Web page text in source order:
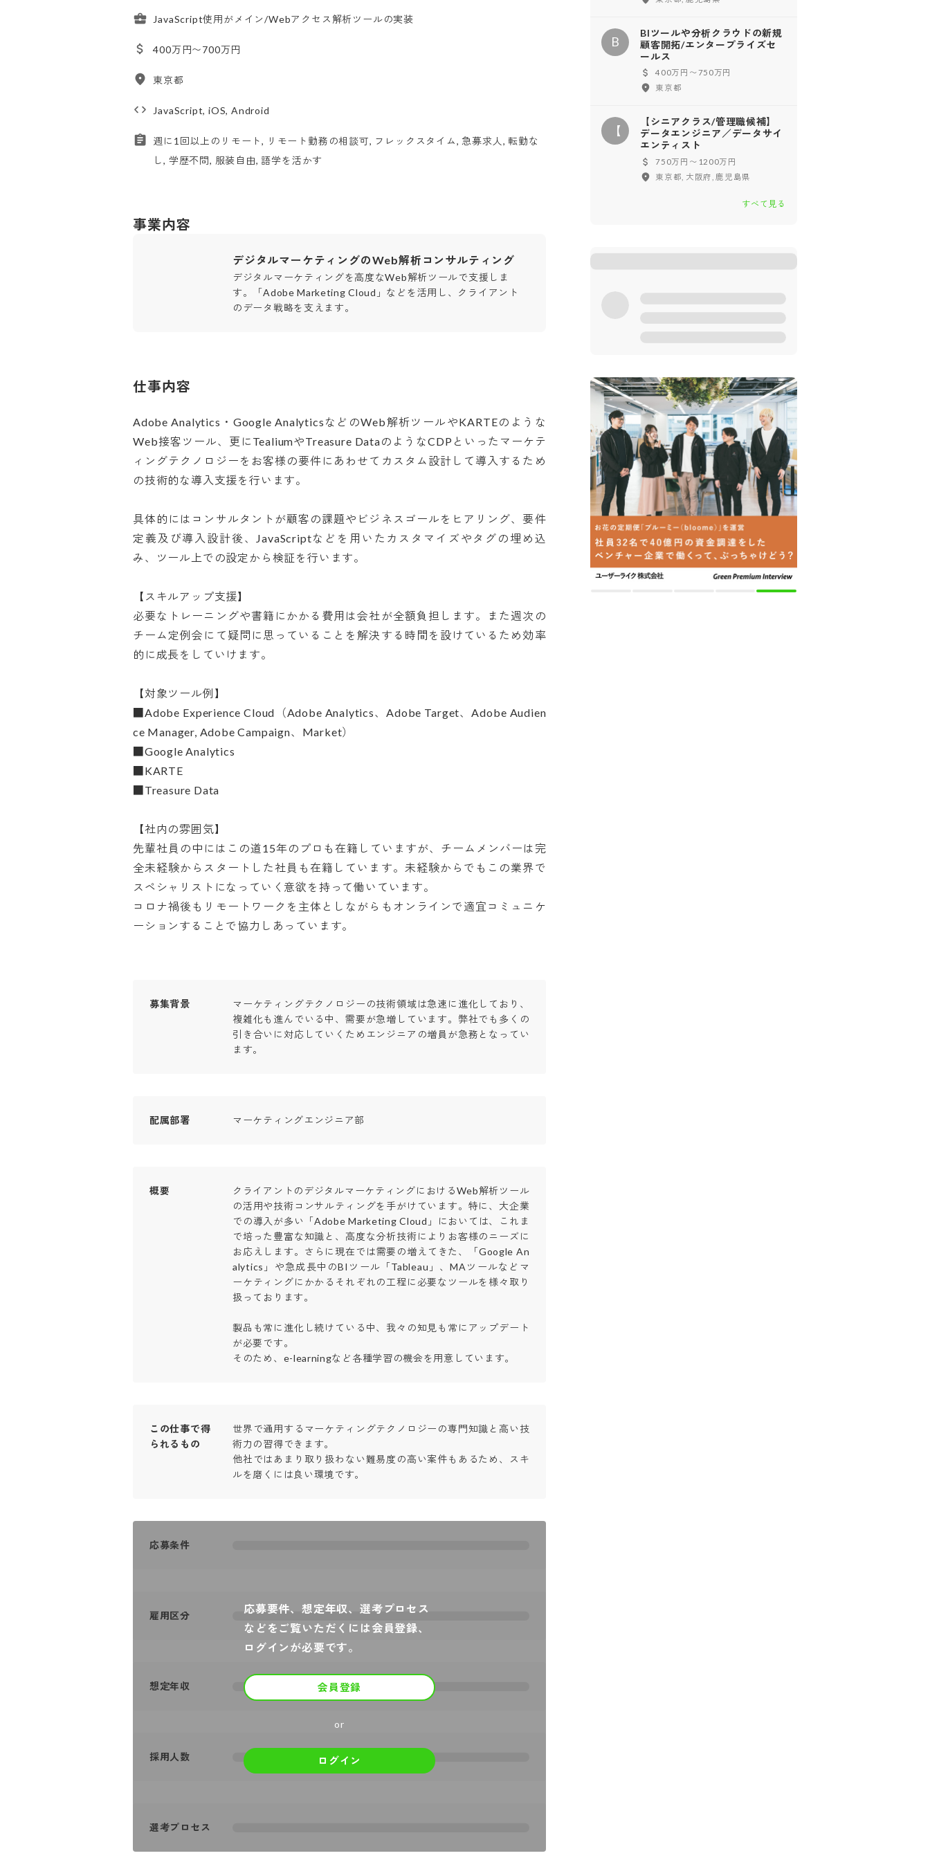
JavaScript使用がメイン/Webアクセス解析ツールの実装
400万円〜700万円
東京都
JavaScript, iOS, Android
週に1回以上のリモート, リモート勤務の相談可, フレックスタイム, 急募求人, 転勤な
し, 学歴不問, 服装自由, 語学を活かす
事業内容
デジタルマーケティングのWeb解析コンサルティング
デジタルマーケティングを高度なWeb解析ツールで支援しま
す。「Adobe Marketing Cloud」などを活用し、クライアント
のデータ戦略を支えます。
仕事内容
Adobe Analytics・Google AnalyticsなどのWeb解析ツールやKARTEのような
Web接客ツール、更にTealiumやTreasure DataのようなCDPといったマーケテ
ィングテクノロジーをお客様の要件にあわせてカスタム設計して導入するため
の技術的な導入支援を行います。
具体的にはコンサルタントが顧客の課題やビジネスゴールをヒアリング、要件
定義及び導入設計後、JavaScriptなどを用いたカスタマイズやタグの埋め込
み、ツール上での設定から検証を行います。
【スキルアップ支援】
必要なトレーニングや書籍にかかる費用は会社が全額負担します。また週次の
チーム定例会にて疑問に思っていることを解決する時間を設けているため効率
的に成長をしていけます。
【対象ツール例】
■Adobe Experience Cloud（Adobe Analytics、Adobe Target、Adobe Audien
ce Manager, Adobe Campaign、Market）
■Google Analytics
■KARTE
■Treasure Data
【社内の雰囲気】
先輩社員の中にはこの道15年のプロも在籍していますが、チームメンバーは完
全未経験からスタートした社員も在籍しています。未経験からでもこの業界で
スペシャリストになっていく意欲を持って働いています。
コロナ禍後もリモートワークを主体としながらもオンラインで適宜コミュニケ
ーションすることで協力しあっています。
募集背景
マーケティングテクノロジーの技術領域は急速に進化しており、
複雑化も進んでいる中、需要が急増しています。弊社でも多くの
引き合いに対応していくためエンジニアの増員が急務となってい
ます。
配属部署 マーケティングエンジニア部
概要
クライアントのデジタルマーケティングにおけるWeb解析ツール
の活用や技術コンサルティングを手がけています。特に、大企業
での導入が多い「Adobe Marketing Cloud」においては、これま
で培った豊富な知識と、高度な分析技術によりお客様のニーズに
お応えします。さらに現在では需要の増えてきた、「Google An
alytics」や急成長中のBIツール「Tableau」、MAツールなどマ
ーケティングにかかるそれぞれの工程に必要なツールを様々取り
扱っております。
製品も常に進化し続けている中、我々の知見も常にアップデート
が必要です。
そのため、e-learningなど各種学習の機会を用意しています。
この仕事で得
られるもの
世界で通用するマーケティングテクノロジーの専門知識と高い技
術力の習得できます。
他社ではあまり取り扱わない難易度の高い案件もあるため、スキ
ルを磨くには良い環境です。
応募要件、想定年収、選考プロセス
などをご覧いただくには会員登録、
ログインが必要です。
会員登録
or
ログイン
応募条件
雇用区分
想定年収
採用人数
選考プロセス
B
BIツールや分析クラウドの新規
顧客開拓/エンタープライズセ
ールス
400万円〜750万円
東京都
【
【シニアクラス/管理職候補】
データエンジニア／データサイ
エンティスト
750万円〜1200万円
東京都, 大阪府, 鹿児島県
すべて見る